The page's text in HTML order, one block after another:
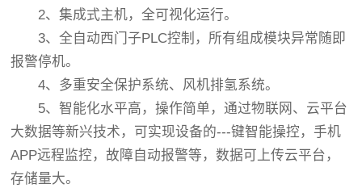
2、集成式主机，全可视化运行。
3、全自动西门子PLC控制，所有组成模块异常随即
报警停机。
4、多重安全保护系统、风机排氢系统。
5、智能化水平高，操作简单，通过物联网、云平台
大数据等新兴技术，可实现设备的---键智能操控，手机
APP远程监控，故障自动报警等，数据可上传云平台，
存储量大。